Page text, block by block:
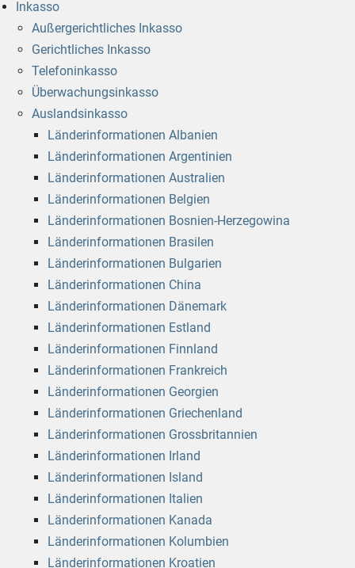
Inkasso
Außergerichtliches Inkasso
Gerichtliches Inkasso
Telefoninkasso
Überwachungsinkasso
Auslandsinkasso
Länderinformationen Albanien
Länderinformationen Argentinien
Länderinformationen Australien
Länderinformationen Belgien
Länderinformationen Bosnien-Herzegowina
Länderinformationen Brasilen
Länderinformationen Bulgarien
Länderinformationen China
Länderinformationen Dänemark
Länderinformationen Estland
Länderinformationen Finnland
Länderinformationen Frankreich
Länderinformationen Georgien
Länderinformationen Griechenland
Länderinformationen Grossbritannien
Länderinformationen Irland
Länderinformationen Island
Länderinformationen Italien
Länderinformationen Kanada
Länderinformationen Kolumbien
Länderinformationen Kroatien